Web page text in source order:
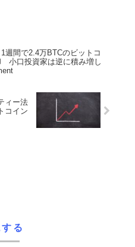
週間で2.4万BTCのビットコ
小口投資家は逆に積み増し
ィー法
コイン
る